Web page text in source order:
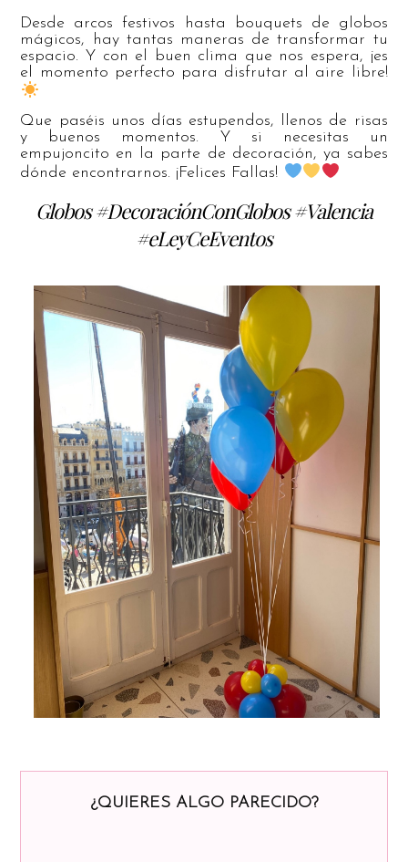
Desde arcos festivos hasta bouquets de globos
mágicos, hay tantas maneras de transformar tu
espacio. Y con el buen clima que nos espera, ¡es
el momento perfecto para disfrutar al aire libre!
Que paséis unos días estupendos, llenos de risas
y buenos momentos. Y si necesitas un
empujoncito en la parte de decoración, ya sabes
dónde encontrarnos. ¡Felices Fallas!
Globos #DecoraciónConGlobos #Valencia
#eLeyCeEventos
¿QUIERES ALGO PARECIDO?